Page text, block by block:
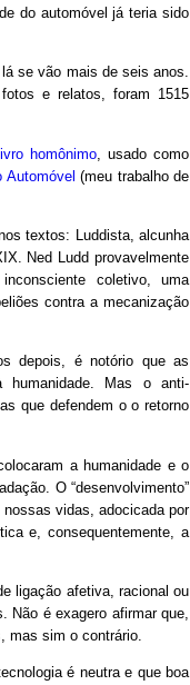
do automóvel já teria sido
se vão mais de seis anos.
e relatos, foram 1515
homônimo, usado como
Automóvel (meu trabalho de
textos: Luddista, alcunha
Ned Ludd provavelmente
coletivo, uma
contra a mecanização
depois, é notório que as
humanidade. Mas o anti-
que defendem o o retorno
a humanidade e o
O “desenvolvimento”
vidas, adocicada por
e, consequentemente, a
ligação afetiva, racional ou
Não é exagero afirmar que,
mas sim o contrário.
é neutra e que boa